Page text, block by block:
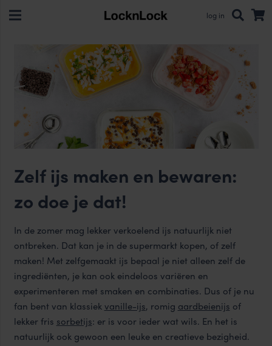
log in
Zelf ijs maken en bewaren:
zo doe je dat!
In de zomer mag lekker verkoelend ijs natuurlijk niet
ontbreken. Dat kan je in de supermarkt kopen, of zelf
maken! Met zelfgemaakt ijs bepaal je niet alleen zelf de
ingrediënten, je kan ook eindeloos variëren en
experimenteren met smaken en combinaties. Dus of je nu
fan bent van klassiekvanille-ijs, romig aardbeienijs of
lekker fris sorbetijs: er is voor ieder wat wils. En het is
natuurlijk ook gewoon een leuke en creatieve bezigheid.